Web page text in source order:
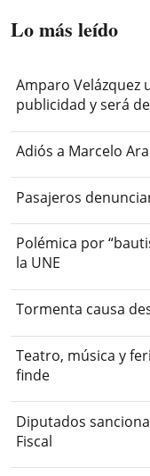
Lo más leído
Amparo Velázquez
publicidad y será
Adiós a Marcelo
Pasajeros
Polémica por
la UNE
Tormenta causa
Teatro, música y
finde
Diputados
Fiscal